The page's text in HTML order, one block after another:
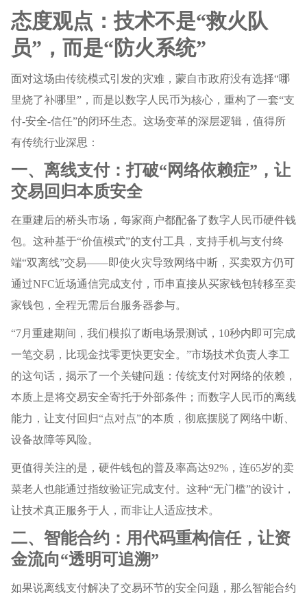
态度观点：技术不是“救火队
员”，而是“防火系统”
面对这场由传统模式引发的灾难，蒙自市政府没有选择“哪
里烧了补哪里”，而是以数字人民币为核心，重构了一套“支
付-安全-信任”的闭环生态。这场变革的深层逻辑，值得所
有传统行业深思：
一、离线支付：打破“网络依赖症”，让
交易回归本质安全
在重建后的桥头市场，每家商户都配备了数字人民币硬件钱
包。这种基于“价值模式”的支付工具，支持手机与支付终
端“双离线”交易——即使火灾导致网络中断，买卖双方仍可
通过NFC近场通信完成支付，币串直接从买家钱包转移至卖
家钱包，全程无需后台服务器参与。
“7月重建期间，我们模拟了断电场景测试，10秒内即可完成
一笔交易，比现金找零更快更安全。”市场技术负责人李工
的这句话，揭示了一个关键问题：传统支付对网络的依赖，
本质上是将交易安全寄托于外部条件；而数字人民币的离线
能力，让支付回归“点对点”的本质，彻底摆脱了网络中断、
设备故障等风险。
更值得关注的是，硬件钱包的普及率高达92%，连65岁的卖
菜老人也能通过指纹验证完成支付。这种“无门槛”的设计，
让技术真正服务于人，而非让人适应技术。
二、智能合约：用代码重构信任，让资
金流向“透明可追溯”
如果说离线支付解决了交易环节的安全问题，那么智能合约